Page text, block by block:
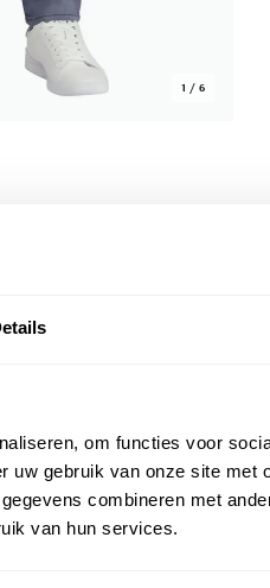
om functies voor
uw gebruik van onze site met
combineren met
van hun services.
1 / 6
en
Merk
Materiaal
Pasvorm